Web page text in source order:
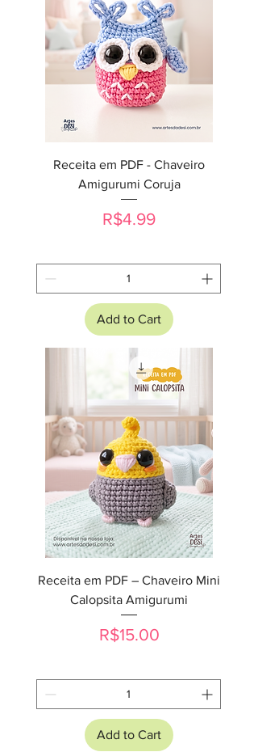
Receita em PDF - Chaveiro
Amigurumi Coruja
Price
R$4.99
Add to Cart
Receita em PDF – Chaveiro Mini
Calopsita Amigurumi
Price
R$15.00
Add to Cart